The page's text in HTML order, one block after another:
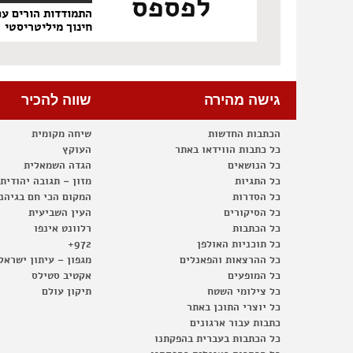
לפספס
התמודדות הורים
חינוך מיליטריסטי
גישה מהירה
הכתבות החדשות
כל כתבות הווידאו באתר
כל הנושאים
כל התגיות
כל הסדרות
כל הסיקורים
כל הכתבות
כל תוכניות האולפן
כל ההרצאות והפאנלים
כל המופעים
כל צילומי השטח
כל יוצרי התוכן באתר
כתבות עבור ארגונים
כל הכתבות בעברית בהפקתנו
שווה להכיר
שיחה מקומית
העוקץ
הגדה השמאלית
מזון – תגובה
המקום הכי חם
העין השביעית
רלוונט אינפו
972+
מגפון – עיתון
אקטיב סטילס
תיקון עולם